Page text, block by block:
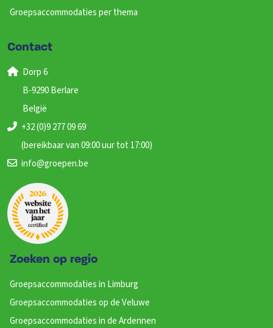
Groepsaccommodaties per thema
Contact
Dorp 6
B-9290 Berlare
België
+32 (0)9 277 09 69
(bereikbaar van 09:00 uur tot 17:00)
info@groepen.be
Zoeken op regio
Groepsaccommodaties in Limburg
Groepsaccommodaties op de Veluwe
Groepsaccommodaties in de Ardennen